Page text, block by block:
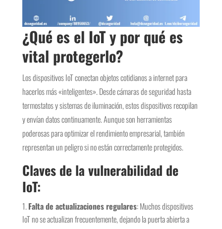
¿Qué es el IoT y por qué es
vital protegerlo?
Los dispositivos IoT conectan objetos cotidianos a internet para
hacerlos más «inteligentes». Desde cámaras de seguridad hasta
termostatos y sistemas de iluminación, estos dispositivos recopilan
y envían datos continuamente. Aunque son herramientas
poderosas para optimizar el rendimiento empresarial, también
representan un peligro si no están correctamente protegidos.
Claves de la vulnerabilidad de
IoT:
Falta de actualizaciones regulares: Muchos dispositivos
IoT no se actualizan frecuentemente, dejando la puerta abierta a